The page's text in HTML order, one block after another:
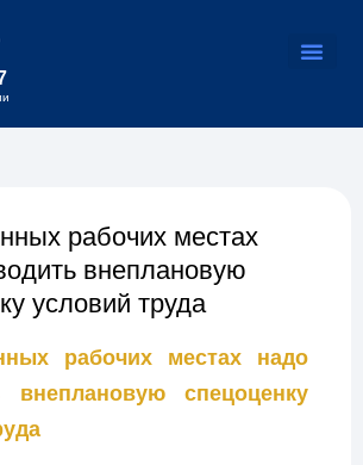
рабочих местах
внеплановую
условий труда
рабочих местах надо
внеплановую спецоценку